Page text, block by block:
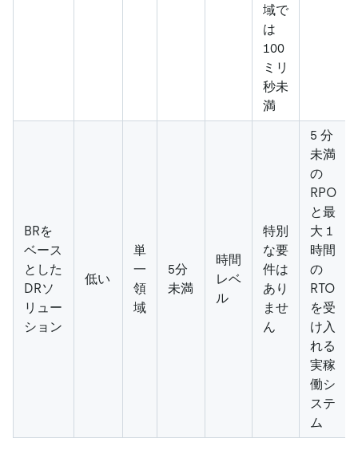
域で
は
100
ミリ
秒未
満
BRを
ベース
とした
DRソ
リュー
ション
低い
単
一
領
域
5分
未満
時間
レベ
ル
特別
な要
件は
あり
ませ
ん
5 分
未満
の
RPO
と最
大 1
時間
の
RTO
を受
け入
れる
実稼
働シ
ステ
ム